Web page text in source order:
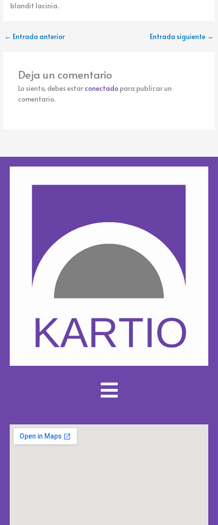
blandit lacinia.
← Entrada anterior Entrada siguiente →
Deja un comentario
Lo siento, debes estar conectadopara publicar un
comentario.